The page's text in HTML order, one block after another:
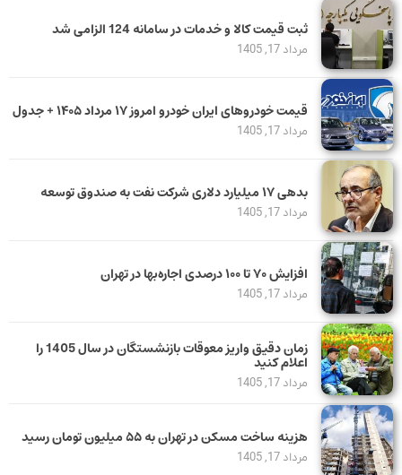
ثبت قیمت کالا و خدمات در سامانه 124 الزامی شد
مرداد 17, 1405
قیمت خودرو‌های ایران خودرو امروز ۱۷ مرداد ۱۴۰۵ + جدول
مرداد 17, 1405
بدهی ١٧ میلیارد دلاری شرکت نفت به صندوق توسعه
مرداد 17, 1405
افزایش ۷۰ تا ۱۰۰ درصدی اجاره‌بها در تهران
مرداد 17, 1405
زمان دقیق واریز معوقات بازنشستگان در سال 1405 را
اعلام کنید
مرداد 17, 1405
هزینه ساخت مسکن در تهران به ۵۵ میلیون تومان رسید
مرداد 17, 1405